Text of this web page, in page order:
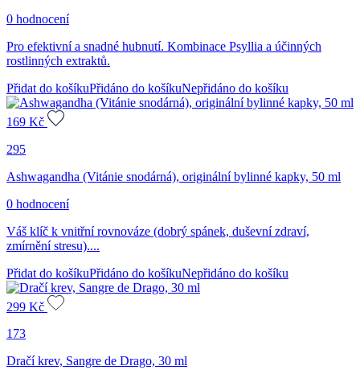
0 hodnocení
Pro efektivní a snadné hubnutí. Kombinace Psyllia a účinných
rostlinných extraktů.
Přidat do košíkuPřidáno do košíkuNepřidáno do košíku
169 Kč
295
Ashwagandha (Vitánie snodárná), originální bylinné kapky, 50 ml
0 hodnocení
Váš klíč k vnitřní rovnováze (dobrý spánek, duševní zdraví,
zmírnění stresu)....
Přidat do košíkuPřidáno do košíkuNepřidáno do košíku
299 Kč
173
Dračí krev, Sangre de Drago, 30 ml